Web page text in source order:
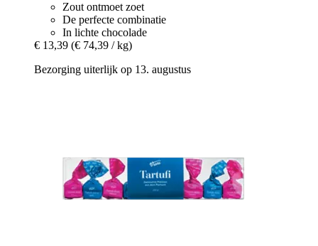
Zout ontmoet zoet
De perfecte combinatie
In lichte chocolade
€ 13,39 (€ 74,39 / kg)
Bezorging uiterlijk op 13. augustus